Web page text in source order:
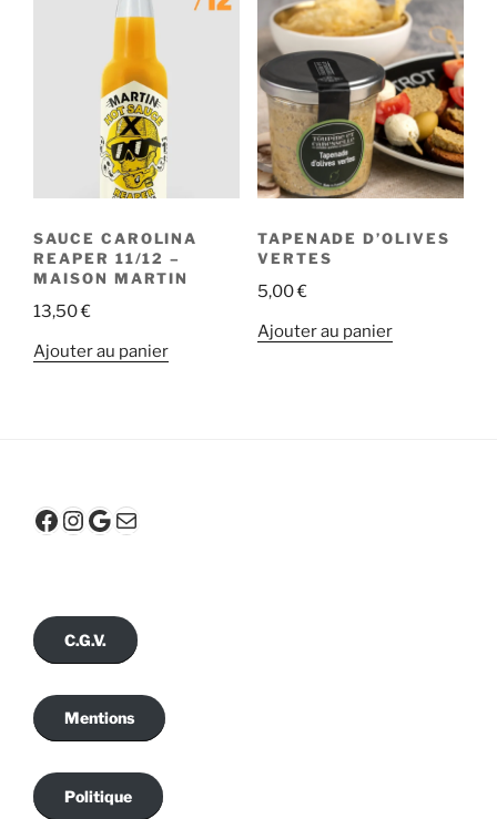
SAUCE CAROLINA
REAPER 11/12 –
MAISON MARTIN
13,50€
Ajouter au panier
TAPENADE D’OLIVES
VERTES
5,00€
Ajouter au panier
Facebook
Instagram
Google
E-mail
C.G.V.
Mentions
Politique